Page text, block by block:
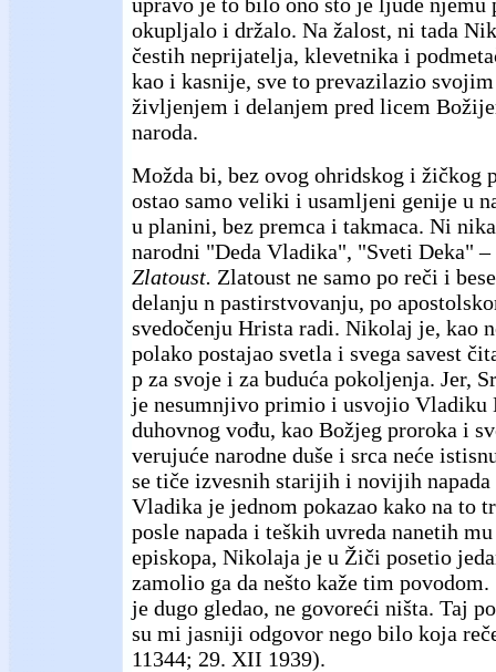
okupljalo i držalo. Na žalost, ni tada
čestih neprijatelja, klevetnika i
kao i kasnije, sve to prevazilazio
življenjem i delanjem pred licem
naroda.
Možda bi, bez ovog ohridskog i žičkog
ostao samo veliki i usamljeni genije u
u planini, bez premca i takmaca. Ni
narodni "Deda Vladika", "Sveti Deka"
Zlatoust. Zlatoust ne samo po reči i
delanju n pastirstvovanju, po
svedočenju Hrista radi. Nikolaj je, kao
polako postajao svetla i svega savest
p za svoje i za buduća pokoljenja. Jer,
je nesumnjivo primio i usvojio Vladiku
duhovnog vođu, kao Božjeg proroka i
verujuće narodne duše i srca neće
se tiče izvesnih starijih i novijih napada
Vladika je jednom pokazao kako na to
posle napada i teških uvreda nanetih
episkopa, Nikolaja je u Žiči posetio
zamolio ga da nešto kaže tim
je dugo gledao, ne govoreći ništa. Taj
su mi jasniji odgovor nego bilo koja
11344; 29. XII 1939).